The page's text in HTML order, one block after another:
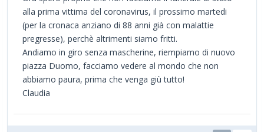
alla prima vittima del coronavirus, il prossimo martedi
(per la cronaca anziano di 88 anni già con malattie
pregresse), perchè altrimenti siamo fritti.
Andiamo in giro senza mascherine, riempiamo di nuovo
piazza Duomo, facciamo vedere al mondo che non
abbiamo paura, prima che venga giù tutto!
Claudia